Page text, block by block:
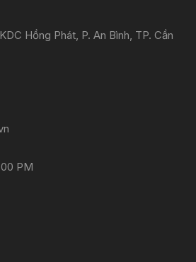
Hồng Phát, P. An Bình, TP. Cần
PM